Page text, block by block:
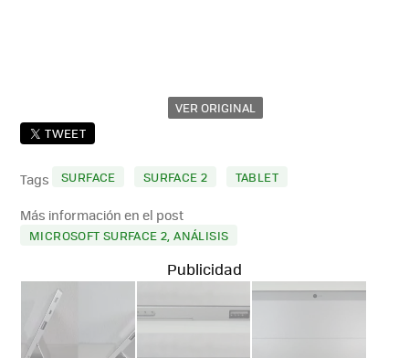
VER ORIGINAL
TWEET
Tags SURFACE SURFACE 2 TABLET
Más información en el post
MICROSOFT SURFACE 2, ANÁLISIS